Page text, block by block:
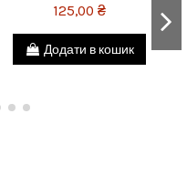
125,00 ₴
Додати в кошик